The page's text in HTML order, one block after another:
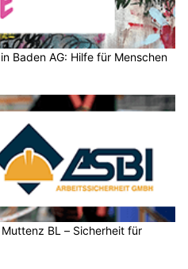
Baden AG: Hilfe für Menschen
BL – Sicherheit für